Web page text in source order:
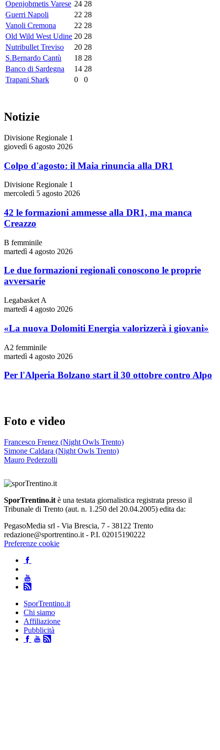
Openjobmetis Varese 24 28
Guerri Napoli
22 28
Vanoli Cremona
22 28
Old Wild West Udine 20 28
Nutribullet Treviso
20 28
S.Bernardo Cantù
18 28
Banco di Sardegna
14 28
Trapani Shark
0 0
Notizie
Divisione Regionale 1
giovedì 6 agosto 2026
Colpo d'agosto: il Maia rinuncia alla DR1
Divisione Regionale 1
mercoledì 5 agosto 2026
42 le formazioni ammesse alla DR1, ma manca
Creazzo
B femminile
martedì 4 agosto 2026
Le due formazioni regionali conoscono le proprie
avversarie
Legabasket A
martedì 4 agosto 2026
«La nuova Dolomiti Energia valorizzerà i giovani»
A2 femminile
martedì 4 agosto 2026
Per l'Alperia Bolzano start il 30 ottobre contro Alpo
Foto e video
Francesco Frenez (Night Owls Trento)
Simone Caldara (Night Owls Trento)
Mauro Pederzolli
SporTrentino.it è una testata giornalistica registrata presso il
Tribunale di Trento (aut. n. 1.250 del 20.04.2005) edita da:
PegasoMedia srl - Via Brescia, 7 - 38122 Trento
redazione@sportrentino.it - P.I. 02015190222
Preferenze cookie
SporTrentino.it
Chi siamo
Affiliazione
Pubblicità